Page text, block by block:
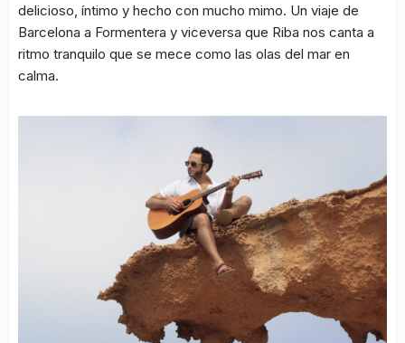
delicioso, íntimo y hecho con mucho mimo. Un viaje de
Barcelona a Formentera y viceversa que Riba nos canta a
ritmo tranquilo que se mece como las olas del mar en
calma.